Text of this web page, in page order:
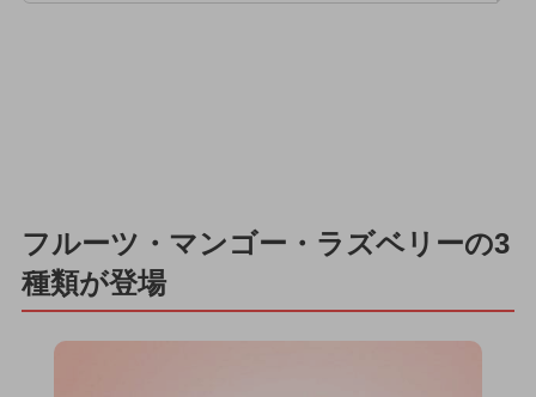
フルーツ・マンゴー・ラズベリーの3
種類が登場